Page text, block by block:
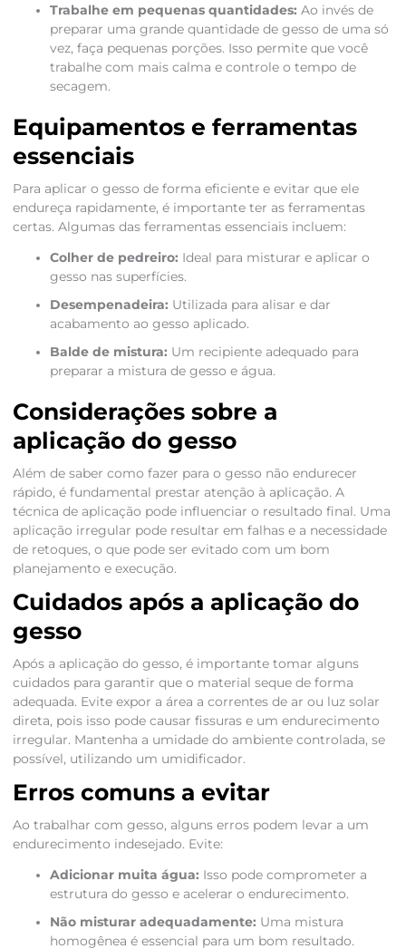
Trabalhe em pequenas quantidades: Ao invés de
preparar uma grande quantidade de gesso de uma só
vez, faça pequenas porções. Isso permite que você
trabalhe com mais calma e controle o tempo de
secagem.
Equipamentos e ferramentas
essenciais
Para aplicar o gesso de forma eficiente e evitar que ele
endureça rapidamente, é importante ter as ferramentas
certas. Algumas das ferramentas essenciais incluem:
Colher de pedreiro: Ideal para misturar e aplicar o
gesso nas superfícies.
Desempenadeira: Utilizada para alisar e dar
acabamento ao gesso aplicado.
Balde de mistura: Um recipiente adequado para
preparar a mistura de gesso e água.
Considerações sobre a
aplicação do gesso
Além de saber como fazer para o gesso não endurecer
rápido, é fundamental prestar atenção à aplicação. A
técnica de aplicação pode influenciar o resultado final. Uma
aplicação irregular pode resultar em falhas e a necessidade
de retoques, o que pode ser evitado com um bom
planejamento e execução.
Cuidados após a aplicação do
gesso
Após a aplicação do gesso, é importante tomar alguns
cuidados para garantir que o material seque de forma
adequada. Evite expor a área a correntes de ar ou luz solar
direta, pois isso pode causar fissuras e um endurecimento
irregular. Mantenha a umidade do ambiente controlada, se
possível, utilizando um umidificador.
Erros comuns a evitar
Ao trabalhar com gesso, alguns erros podem levar a um
endurecimento indesejado. Evite:
Adicionar muita água: Isso pode comprometer a
estrutura do gesso e acelerar o endurecimento.
Não misturar adequadamente: Uma mistura
homogênea é essencial para um bom resultado.